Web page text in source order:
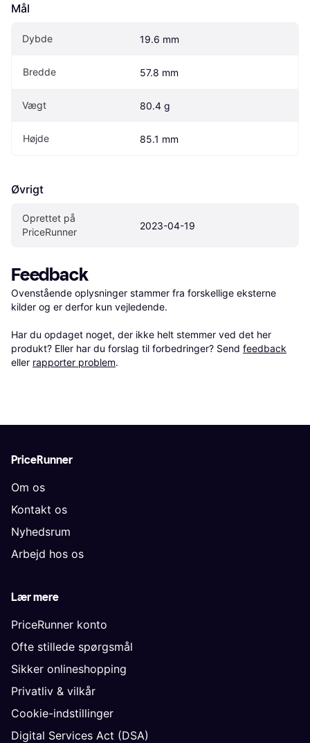
Mål
Dybde 19.6 mm
Bredde 57.8 mm
Vægt 80.4 g
Højde 85.1 mm
Øvrigt
Oprettet på
PriceRunner
2023-04-19
Feedback
Ovenstående oplysninger stammer fra forskellige eksterne
kilder og er derfor kun vejledende.
Har du opdaget noget, der ikke helt stemmer ved det her
produkt? Eller har du forslag til forbedringer? Send feedback
eller rapporter problem.
PriceRunner
Om os
Kontakt os
Nyhedsrum
Arbejd hos os
Lær mere
PriceRunner konto
Ofte stillede spørgsmål
Sikker onlineshopping
Privatliv & vilkår
Cookie-indstillinger
Digital Services Act (DSA)